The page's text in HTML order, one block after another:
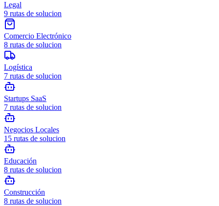
Legal
9 rutas de solucion
Comercio Electrónico
8 rutas de solucion
Logística
7 rutas de solucion
Startups SaaS
7 rutas de solucion
Negocios Locales
15 rutas de solucion
Educación
8 rutas de solucion
Construcción
8 rutas de solucion